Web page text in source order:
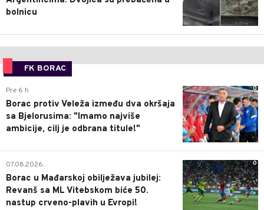
bolnicu
FK BORAC
0
Pre 6 h
Borac protiv Veleža između dva okršaja
sa Bjelorusima: "Imamo najviše
ambicije, cilj je odbrana titule!"
0
07.08.2026.
Borac u Mađarskoj obilježava jubilej:
Revanš sa ML Vitebskom biće 50.
nastup crveno-plavih u Evropi!